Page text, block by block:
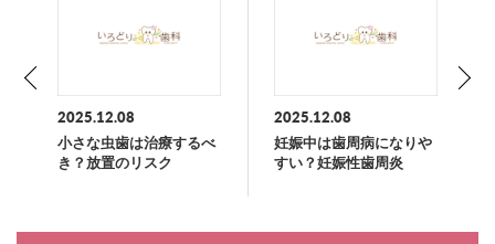
2025.12.08
小さな虫歯は治療するべ
き？放置のリスク
2025.12.08
妊娠中は歯周病になりや
すい？妊娠性歯周炎